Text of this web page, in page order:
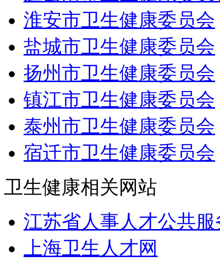
淮安市卫生健康委员会
盐城市卫生健康委员会
扬州市卫生健康委员会
镇江市卫生健康委员会
泰州市卫生健康委员会
宿迁市卫生健康委员会
卫生健康相关网站
江苏省人事人才公共服
上海卫生人才网